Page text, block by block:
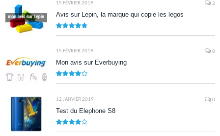
15 FÉVRIER 2019 2
Avis sur Lepin, la marque qui copie les legos
15 FÉVRIER 2019 0
Mon avis sur Everbuying
12 JANVIER 2019 0
Test du Elephone S8